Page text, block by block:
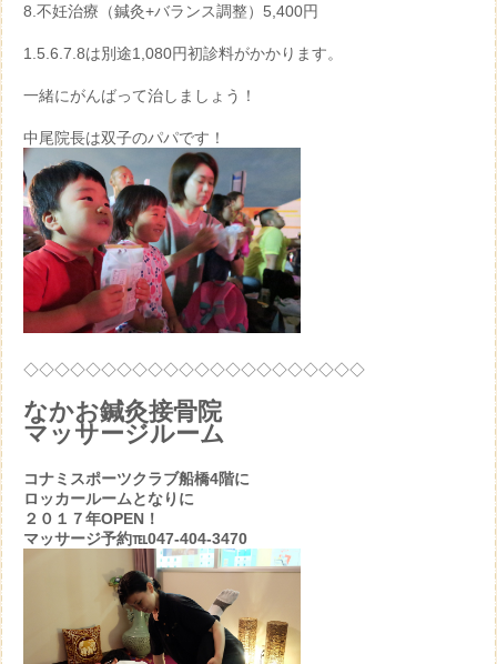
8.不妊治療（鍼灸+バランス調整）5,400円
1.5.6.7.8は別途1,080円初診料がかかります。
一緒にがんばって治しましょう！
中尾院長は双子のパパです！
◇◇◇◇◇◇◇◇◇◇◇◇◇◇◇◇◇◇◇◇◇◇
なかお鍼灸接骨院
マッサージルーム
コナミスポーツクラブ船橋4階に
ロッカールームとなりに
２０１７年OPEN！
マッサージ予約℡047-404-3470